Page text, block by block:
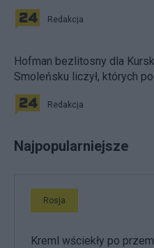
Redakcja
Hofman bezlitosny dla
Smoleńsku liczył, których
Redakcja
Najpopularniejsze
Rosja
Kreml wściekły po